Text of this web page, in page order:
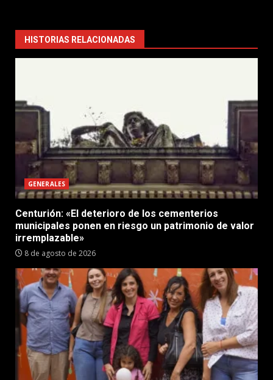
HISTORIAS RELACIONADAS
GENERALES
Centurión: «El deterioro de los cementerios
municipales ponen en riesgo un patrimonio de valor
irremplazable»
8 de agosto de 2026